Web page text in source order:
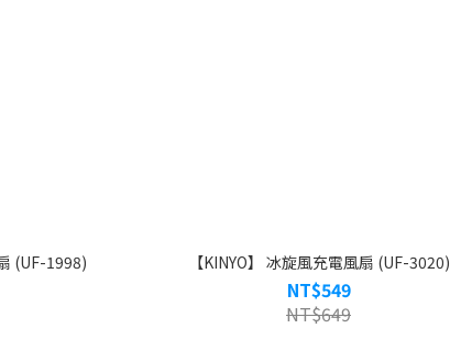
(UF-1998) 【KINYO】 冰旋風充電風扇 (UF-3020)
NT$549
NT$649